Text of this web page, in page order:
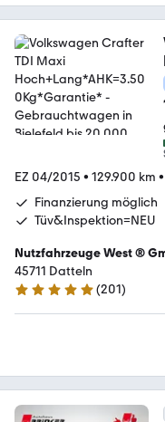
EZ 04/2015 • 129.900 km •
Finanzierung möglich
Tüv&Inspektion=NEU
Nutzfahrzeuge West ®
45711 Datteln
4.9 Sterne
(201)